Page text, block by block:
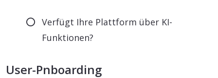
Verfügt Ihre Plattform über KI-
Funktionen?
User-Pnboarding